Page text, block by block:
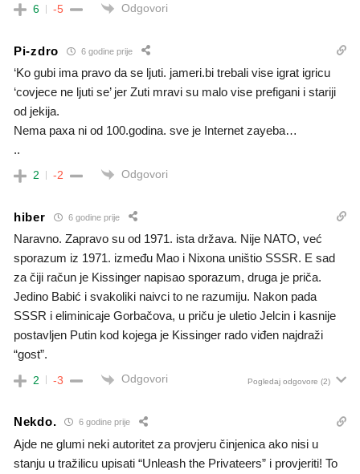
6 -5 Odgovori
Pi-zdro 6 godine prije
‘Ko gubi ima pravo da se ljuti. jameri.bi trebali vise igrat igricu
‘covjece ne ljuti se’ jer Zuti mravi su malo vise prefigani i stariji
od jekija.
Nema paxa ni od 100.godina. sve je Internet zayeba…
..
2 -2 Odgovori
hiber 6 godine prije
Naravno. Zapravo su od 1971. ista država. Nije NATO, već
sporazum iz 1971. između Mao i Nixona uništio SSSR. E sad
za čiji račun je Kissinger napisao sporazum, druga je priča.
Jedino Babić i svakoliki naivci to ne razumiju. Nakon pada
SSSR i eliminicaje Gorbačova, u priču je uletio Jelcin i kasnije
postavljen Putin kod kojega je Kissinger rado viđen najdraži
“gost”.
2 -3 Odgovori Pogledaj odgovore (2)
Nekdo. 6 godine prije
Ajde ne glumi neki autoritet za provjeru činjenica ako nisi u
stanju u tražilicu upisati “Unleash the Privateers” i provjeriti! To